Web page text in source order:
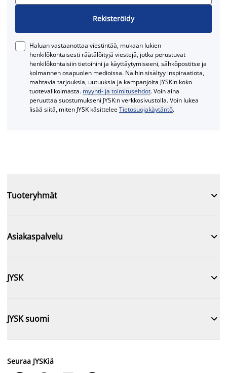
Rekisteröidy
Haluan vastaanottaa viestintää, mukaan lukien
henkilökohtaisesti räätälöityjä viestejä, jotka perustuvat
henkilökohtaisiin tietoihini ja käyttäytymiseeni, sähköpostitse ja
kolmannen osapuolen medioissa. Näihin sisältyy inspiraatiota,
mahtavia tarjouksia, uutuuksia ja kampanjoita JYSK:n koko
tuotevalikoimasta. myynti- ja toimitusehdot. Voin aina
peruuttaa suostumukseni JYSK:n verkkosivustolla. Voin lukea
lisää siitä, miten JYSK käsitteleeTietosuojakäytäntö.
Tuoteryhmät 
Asiakaspalvelu 
JYSK 
JYSK suomi 
Seuraa JYSKiä